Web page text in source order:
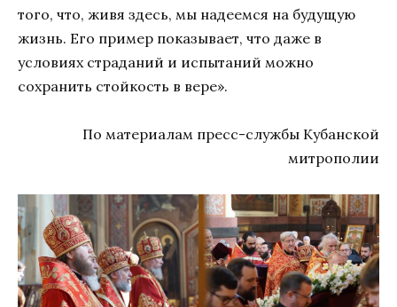
того, что, живя здесь, мы надеемся на будущую
жизнь. Его пример показывает, что даже в
условиях страданий и испытаний можно
сохранить стойкость в вере».
По материалам пресс-службы Кубанской
митрополии